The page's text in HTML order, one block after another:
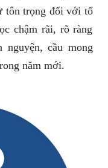
tôn trọng đối với tổ
chậm rãi, rõ ràng
cầu mong
năm mới.